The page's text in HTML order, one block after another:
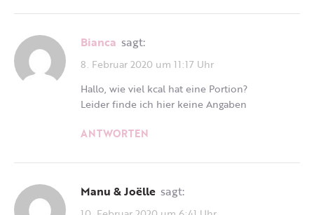
Bianca sagt:
8. Februar 2020 um 11:17 Uhr
Hallo, wie viel kcal hat eine Portion?
Leider finde ich hier keine Angaben
ANTWORTEN
Manu & Joëlle sagt: